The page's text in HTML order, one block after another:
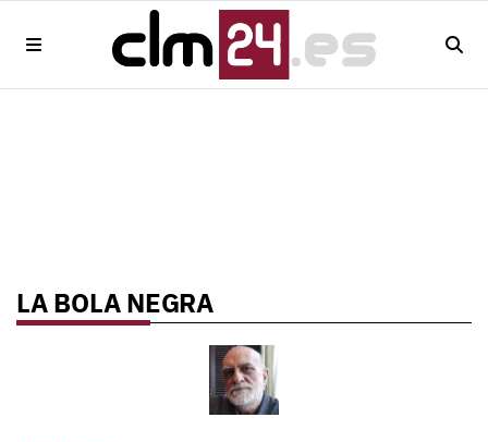
LA BOLA NEGRA